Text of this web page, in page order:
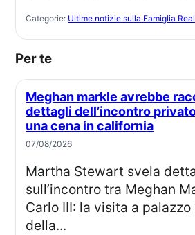
Categorie: Ultime notizie sulla Famiglia
Per te
Meghan markle avrebbe raccontato
dettagli dell’incontro
una cena in california
07/08/2026
Martha Stewart svela dettagli
sull’incontro tra Meghan
Carlo III: la visita a
della...